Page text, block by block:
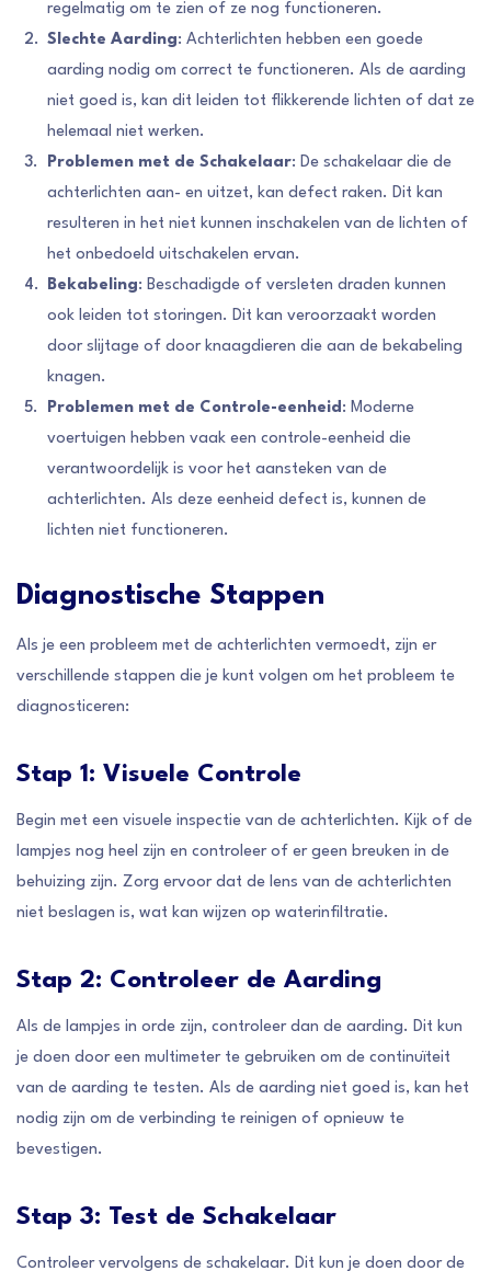
regelmatig om te zien of ze nog functioneren.
Slechte Aarding: Achterlichten hebben een goede
aarding nodig om correct te functioneren. Als de aarding
niet goed is, kan dit leiden tot flikkerende lichten of dat ze
helemaal niet werken.
Problemen met de Schakelaar: De schakelaar die de
achterlichten aan- en uitzet, kan defect raken. Dit kan
resulteren in het niet kunnen inschakelen van de lichten of
het onbedoeld uitschakelen ervan.
Bekabeling: Beschadigde of versleten draden kunnen
ook leiden tot storingen. Dit kan veroorzaakt worden
door slijtage of door knaagdieren die aan de bekabeling
knagen.
Problemen met de Controle-eenheid: Moderne
voertuigen hebben vaak een controle-eenheid die
verantwoordelijk is voor het aansteken van de
achterlichten. Als deze eenheid defect is, kunnen de
lichten niet functioneren.
Diagnostische Stappen
Als je een probleem met de achterlichten vermoedt, zijn er
verschillende stappen die je kunt volgen om het probleem te
diagnosticeren:
Stap 1: Visuele Controle
Begin met een visuele inspectie van de achterlichten. Kijk of de
lampjes nog heel zijn en controleer of er geen breuken in de
behuizing zijn. Zorg ervoor dat de lens van de achterlichten
niet beslagen is, wat kan wijzen op waterinfiltratie.
Stap 2: Controleer de Aarding
Als de lampjes in orde zijn, controleer dan de aarding. Dit kun
je doen door een multimeter te gebruiken om de continuïteit
van de aarding te testen. Als de aarding niet goed is, kan het
nodig zijn om de verbinding te reinigen of opnieuw te
bevestigen.
Stap 3: Test de Schakelaar
Controleer vervolgens de schakelaar. Dit kun je doen door de